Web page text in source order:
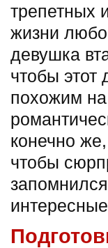
трепетных
жизни
девушка
чтобы
похожим
конечно
чтобы